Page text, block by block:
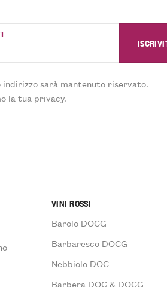
sarà mantenuto riservato.
la tua privacy.
VINI ROSSI
Barolo DOCG
Barbaresco DOCG
Nebbiolo DOC
Barbera DOC & DOCG